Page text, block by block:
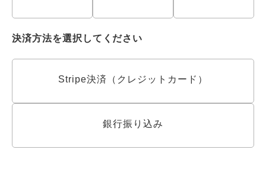
決済方法を選択してください
Stripe決済（クレジットカード）
銀行振り込み